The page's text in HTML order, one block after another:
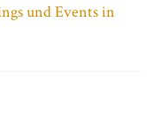
und Events in